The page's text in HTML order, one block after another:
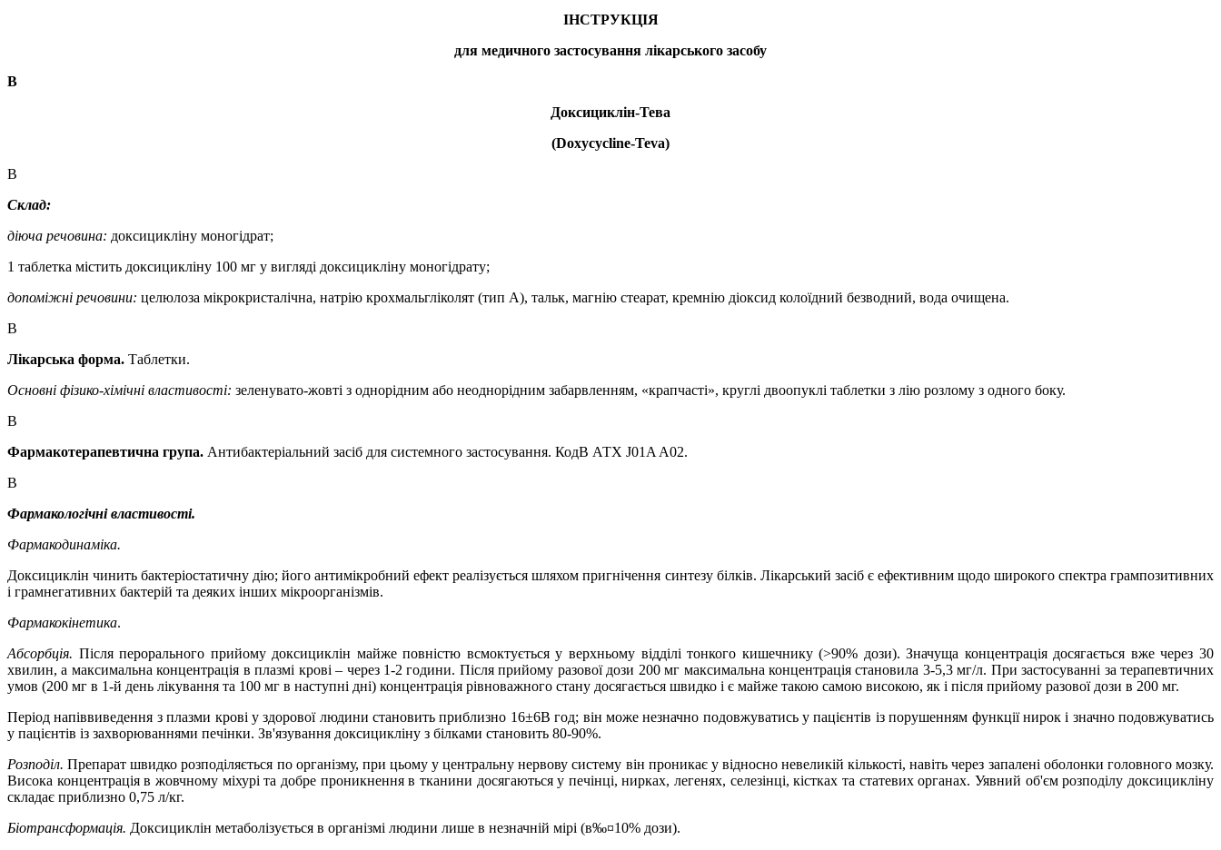
ІНСТРУКЦІЯ
для медичного застосування лікарського засобу
В
Доксициклін-Тева
(Doxycycline-Teva)
В
Склад:
діюча речовина: доксицикліну моногідрат;
1 таблетка містить доксицикліну 100 мг у вигляді доксицикліну моногідрату;
допоміжні речовини: целюлоза мікрокристалічна, натрію крохмальгліколят (тип А), тальк, магнію стеарат, кремнію діоксид колоїдний безводний, вода очищена.
В
Лікарська форма. Таблетки.
Основні фізико-хімічні властивості: зеленувато-жовті з однорідним або неоднорідним забарвленням, «крапчасті», круглі двоопуклі таблетки з лію розлому з одного боку.
В
Фармакотерапевтична група. Антибактеріальний засіб для системного застосування. КодВ АТХ J01A A02.
В
Фармакологічні властивості.
Фармакодинаміка.
Доксициклін чинить бактеріостатичну дію; його антимікробний ефект реалізується шляхом пригнічення синтезу білків. Лікарський засіб є ефективним щодо широкого спектра грампозитивних
і грамнегативних бактерій та деяких інших мікроорганізмів.
Фармакокінетика.
Абсорбція. Після перорального прийому доксициклін майже повністю всмоктуєтьсяу верхньому відділі тонкого кишечнику (>90% дози). Значуща концентрація досягається вже через 30
хвилин, а максимальна концентрація в плазмі крові – через 1-2 години. Після прийому разової дози 200 мг максимальна концентрація становила 3-5,3 мг/л. При застосуванні за терапевтичних
умов (200 мг в 1-й день лікування та 100 мг в наступні дні) концентрація рівноважного стану досягається швидко і є майже такою самою високою, як і після прийому разової дози в 200 мг.
Період напіввиведення з плазми крові у здорової людини становить приблизно 16±6В год; він моженезначно подовжуватись у пацієнтів із порушенням функції нирок і значно подовжуватись
у пацієнтів із захворюваннями печінки. Зв'язування доксицикліну з білками становить 80-90%.
Розподіл.Препарат швидко розподіляється по організму, при цьому у центральну нервову систему він проникає у відносно невеликій кількості, навіть через запалені оболонки головного мозку.
Висока концентрація в жовчному міхурі та добрепроникнення в тканини досягаються у печінці, нирках, легенях, селезінці, кістках та статевих органах.Уявний об'єм розподілу доксицикліну
складає приблизно 0,75 л/кг.
Біотрансформація. Доксициклін метаболізується в організмі людини лише в незначній мірі (в‰¤10% дози).